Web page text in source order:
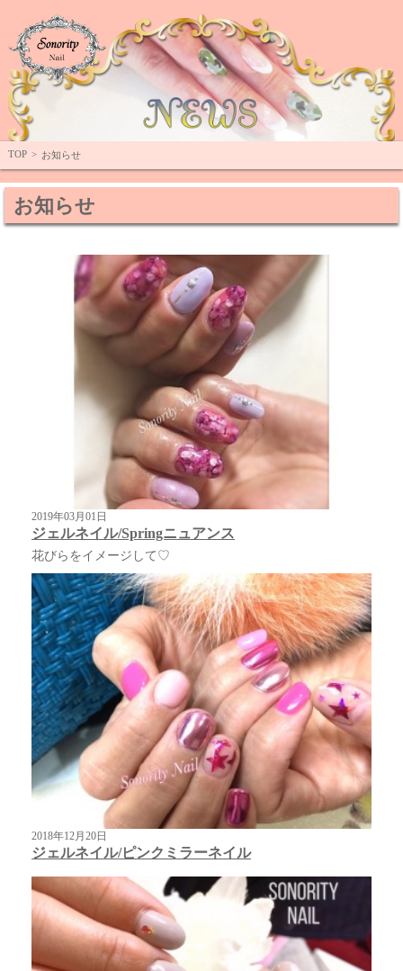
TOP > お知らせ
お知らせ
2019年03月01日
ジェルネイル/Springニュアンス
花びらをイメージして♡
2018年12月20日
ジェルネイル/ピンクミラーネイル